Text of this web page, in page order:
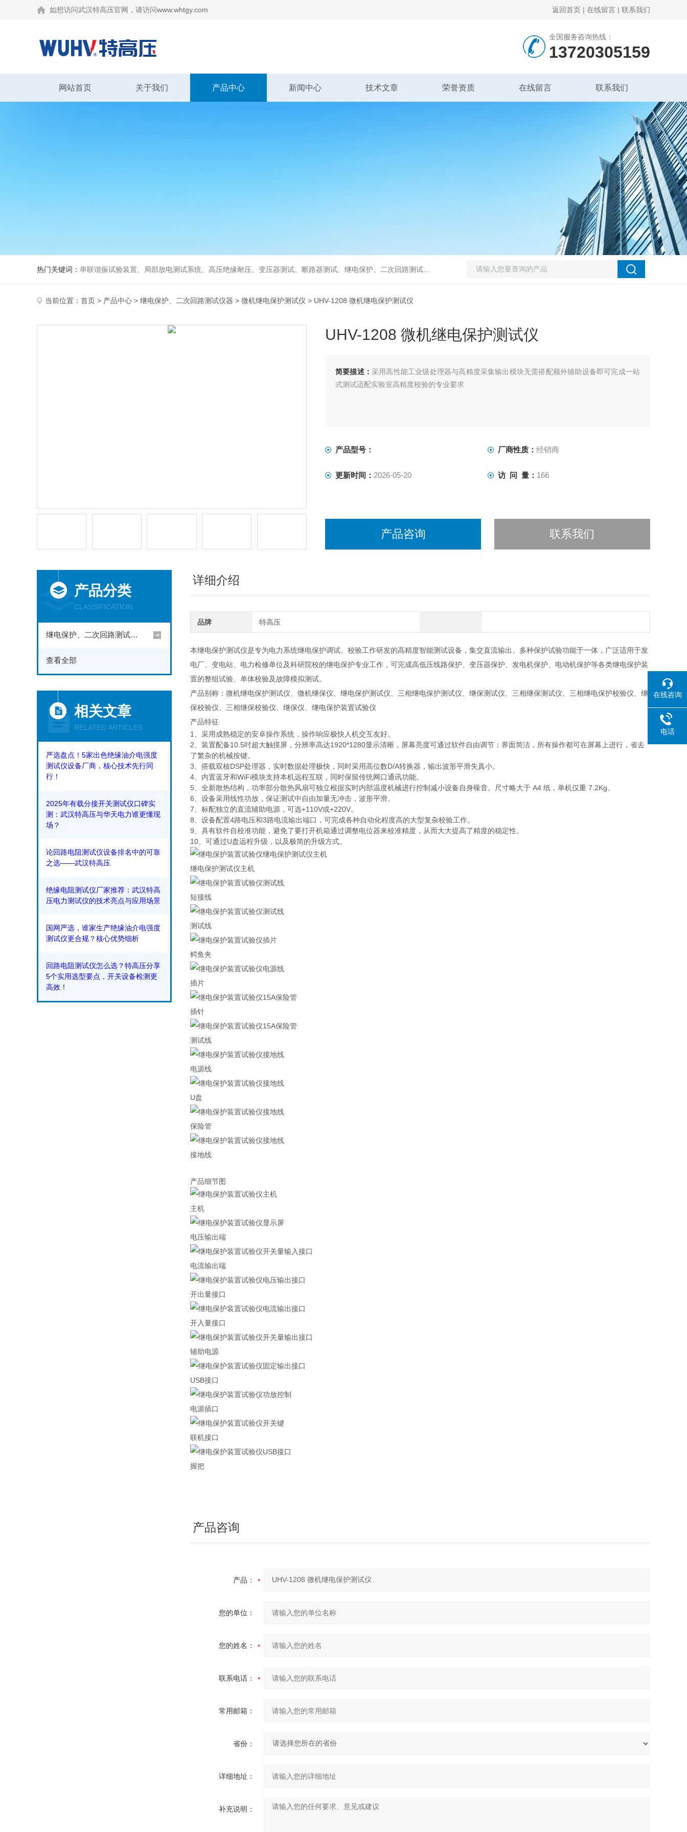
如想访问武汉特高压官网，请访问www.whtgy.com 返回首页 | 在线留言 | 联系我们
全国服务咨询热线：
13720305159
网站首页 关于我们 产品中心 新闻中心 技术文章 荣誉资质 在线留言 联系我们
热门关键词： 串联谐振试验装置、局部放电测试系统、高压绝缘耐压、变压器测试、断路器测试、继电保护、二次回路测试、电
当前位置： 首页 > 产品中心 > 继电保护、二次回路测试仪器 > 微机继电保护测试仪 > UHV-1208 微机继电保护测试仪
UHV-1208 微机继电保护测试仪
简要描述： 采用高性能工业级处理器与高精度采集输出模块无需搭配额外辅助设备即可完成一站
式测试适配实验室高精度校验的专业要求
产品型号： 厂商性质： 经销商
更新时间： 2026-05-20 访 问 量： 166
产品咨询 联系我们
产品分类
CLASSIFICATION
继电保护、二次回路测试仪器
查看全部
相关文章
RELATED ARTICLES
严选盘点！5家出色绝缘油介电强度
测试仪设备厂商，核心技术先行同
行！
2025年有载分接开关测试仪口碑实
测：武汉特高压与华天电力谁更懂现
场？
论回路电阻测试仪设备排名中的可靠
之选——武汉特高压
绝缘电阻测试仪厂家推荐：武汉特高
压电力测试仪的技术亮点与应用场景
国网严选，谁家生产绝缘油介电强度
测试仪更合规？核心优势细析
回路电阻测试仪怎么选？特高压分享
5个实用选型要点，开关设备检测更
高效！
详细介绍
品牌 特高压
本继电保护测试仪是专为电力系统继电保护调试、校验工作研发的高精度智能测试设备，集交直流输出、多种保护试验功能于一体，广泛适用于发
电厂、变电站、电力检修单位及科研院校的继电保护专业工作，可完成高低压线路保护、变压器保护、发电机保护、电动机保护等各类继电保护装
置的整组试验、单体校验及故障模拟测试。
产品别称：微机继电保护测试仪、微机继保仪、继电保护测试仪、三相继电保护测试仪、继保测试仪、三相继保测试仪、三相继电保护校验仪、继
保校验仪、三相继保校验仪、继保仪、继电保护装置试验仪
产品特征
1、采用成熟稳定的安卓操作系统，操作响应极快人机交互友好。
2、装置配备10.5吋超大触摸屏，分辨率高达1920*1280显示清晰，屏幕亮度可通过软件自由调节；界面简洁，所有操作都可在屏幕上进行，省去
了繁杂的机械按键。
3、搭载双核DSP处理器，实时数据处理极快，同时采用高位数D/A转换器，输出波形平滑失真小。
4、内置蓝牙和WiFi模块支持本机远程互联，同时保留传统网口通讯功能。
5、全新散热结构，功率部分散热风扇可独立根据实时内部温度机械进行控制减小设备自身噪音。尺寸略大于 A4 纸，单机仅重 7.2Kg。
6、设备采用线性功放，保证测试中自由加量无冲击，波形平滑。
7、标配独立的直流辅助电源，可选+110V或+220V。
8、设备配置4路电压和3路电流输出端口，可完成各种自动化程度高的大型复杂校验工作。
9、具有软件自校准功能，避免了要打开机箱通过调整电位器来校准精度，从而大大提高了精度的稳定性。
10、可通过U盘远程升级，以及极简的升级方式。
继电保护测试仪主机
短接线
测试线
鳄鱼夹
插片
插针
测试线
电源线
U盘
保险管
接地线
产品细节图
主机
电压输出端
电流输出端
开出量接口
开入量接口
辅助电源
USB接口
电源插口
联机接口
握把
产品咨询
产品：
您的单位：
您的姓名：
联系电话：
常用邮箱：
省份：
详细地址：
补充说明：
在线咨询
电话